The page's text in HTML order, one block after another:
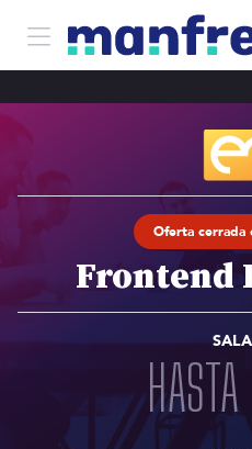
Oferta cerrada
Frontend
HASTA